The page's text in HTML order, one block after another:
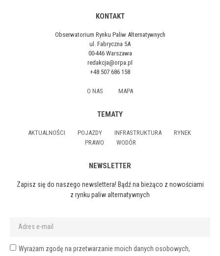
KONTAKT
Obserwatorium Rynku Paliw Alternatywnych
ul. Fabryczna 5A
00-446 Warszawa
redakcja@orpa.pl
+48 507 686 158
O NAS MAPA
TEMATY
AKTUALNOŚCI POJAZDY INFRASTRUKTURA
RYNEK
PRAWO
WODÓR
NEWSLETTER
Zapisz się do naszego newslettera! Bądź na bieżąco z nowościami
z rynku paliw alternatywnych
Wyrażam zgodę na przetwarzanie moich danych osobowych,